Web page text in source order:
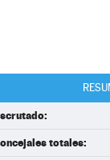
totales: